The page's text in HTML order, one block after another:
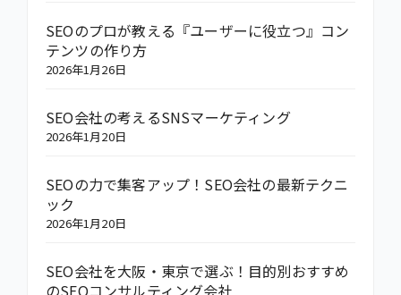
SEOのプロが教える『ユーザーに役立つ』コン
テンツの作り方
2026年1月26日
SEO会社の考えるSNSマーケティング
2026年1月20日
SEOの力で集客アップ！SEO会社の最新テクニ
ック
2026年1月20日
SEO会社を大阪・東京で選ぶ！目的別おすすめ
のSEOコンサルティング会社